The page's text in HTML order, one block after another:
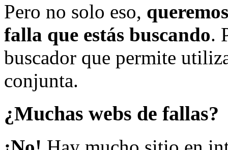
Pero no solo eso,
falla que estás buscando.
buscador que permite
conjunta.
¿Muchas webs de fallas?